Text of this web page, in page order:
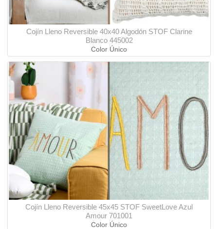
Cojín Lleno Reversible 40x40 Algodón STOF Clarine
Blanco 445002
Color Único
Cojín Lleno Reversible 45x45 STOF SweetLove Azul
Amour 701001
Color Único